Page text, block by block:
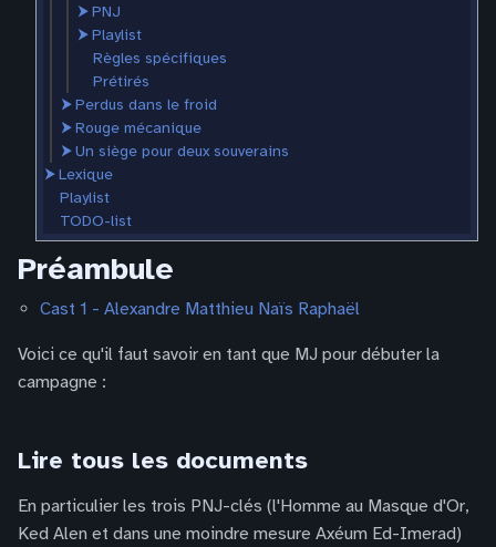
⮞PNJ
⮞Playlist
Règles spécifiques
Prétirés
⮞Perdus dans le froid
⮞Rouge mécanique
⮞Un siège pour deux souverains
⮞Lexique
Playlist
TODO-list
Préambule
Cast 1 - Alexandre Matthieu Naïs Raphaël
Voici ce qu'il faut savoir en tant que MJ pour débuter la
campagne :
Lire tous les documents
En particulier les trois PNJ-clés (l'Homme au Masque d'Or,
Ked Alen et dans une moindre mesure Axéum Ed-Imerad)